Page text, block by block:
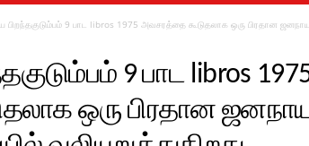
பிறந்தகுடும்பம் 9 பாட libros 1975 அவசரத்தை கூடுதலாக ஒரு பிரதான
9 பாட libros
ஒரு பிரதான